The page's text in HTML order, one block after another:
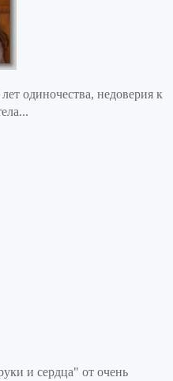
одиночества, недоверия к
и сердца" от очень